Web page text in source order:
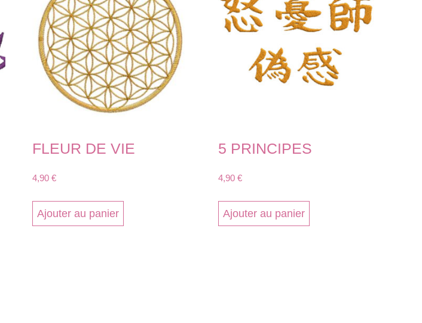
FLEUR DE VIE
4,90€
Ajouter au panier
5 PRINCIPES
4,90 €
Ajouter au panier